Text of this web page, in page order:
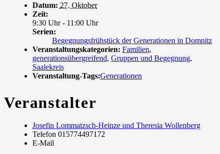
Datum: 27. Oktober
Zeit:
9:30 Uhr - 11:00 Uhr
Serien:
Begegnungsfrühstück der Generationen in Domnitz
Veranstaltungskategorien: Familien,
generationsübergreifend, Gruppen und Begegnung,
Saalekreis
Veranstaltung-Tags:Generationen
Veranstalter
Josefin Lommatzsch-Heinze und Theresia Wollenberg
Telefon 015774497172
E-Mail